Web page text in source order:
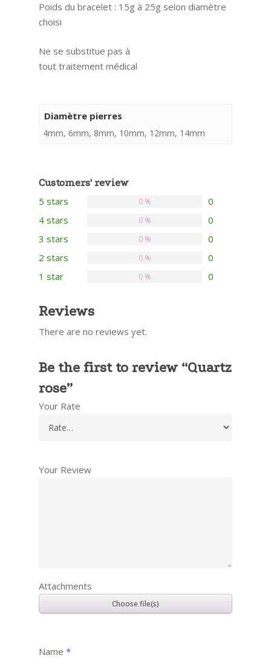
Poids du bracelet : 15g à 25g selon diamètre
choisi
Ne se substitue pas à
tout traitement médical
Diamètre pierres
4mm, 6mm, 8mm, 10mm, 12mm, 14mm
Customers' review
5 stars 0
0 %
4 stars 0
0 %
3 stars 0
0 %
2 stars 0
0 %
1 star 0
0 %
Reviews
There are no reviews yet.
Be the first to review “Quartz
rose”
Your Rate
Your Review
Attachments
Name *